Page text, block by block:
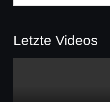
Letzte Videos